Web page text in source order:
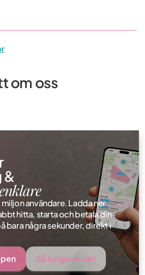
om oss
du använda Mobill för
Läs mer
&
miljon användare. Ladda ner
hitta, starta och betala din
bara några sekunder, direkt i
Så fungerar det